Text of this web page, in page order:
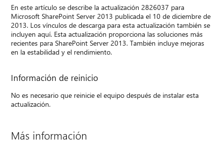
En este artículo se describe la actualización 2826037 para
Microsoft SharePoint Server 2013 publicada el 10 de diciembre de
2013. Los vínculos de descarga para esta actualización también se
incluyen aquí. Esta actualización proporciona las soluciones más
recientes para SharePoint Server 2013. También incluye mejoras
en la estabilidad y el rendimiento.
Información de reinicio
No es necesario que reinicie el equipo después de instalar esta
actualización.
Más información